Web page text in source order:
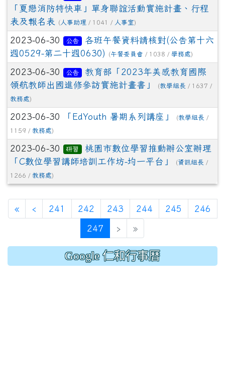
「夏戀消防特快車」單身聯誼活動實施計畫、行程
表及報名表
( 人事助理 / 1041 / 人事室)
2023-06-30 公告
各班午餐資料請核對(公告第十六
週0529-第二十週0630)
(午餐委員會 / 1038 / 學務處)
2023-06-30 公告
教育部「2023年美感教育國際
領航教師出國進修參訪實施計畫書」
(教學組長 / 1637 /
教務處)
2023-06-30 「EdYouth 暑期系列講座」 (教學組長 /
1159 / 教務處)
2023-06-30 研習
桃園市數位學習推動辦公室辦理
「C數位學習講師培訓工作坊-均一平台」
(資訊組長 /
1266 / 教務處)
« ‹ 241 242 243 244 245 246
247 (current)
› »
Google 仁和行事曆